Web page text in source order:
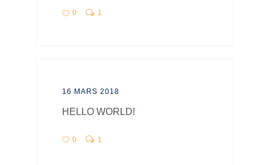
0 1
16 MARS 2018
HELLO WORLD!
0 1